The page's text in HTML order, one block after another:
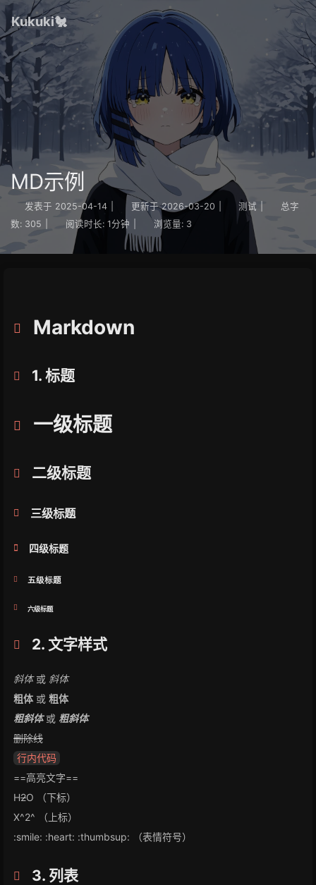
Kukuki🐔
MD示例
发表于 2025-04-14 更新于 2026-03-20 测试
总字
数: 305 阅读时长: 1分钟 浏览量: 3
Markdown
1. 标题
一级标题
二级标题
三级标题
四级标题
五级标题
六级标题
2. 文字样式
斜体或 斜体
粗体 或 粗体
粗斜体或 粗斜体
删除线
行内代码
==高亮文字==
H2O （下标）
X^2^ （上标）
:smile: :heart: :thumbsup: （表情符号）
3. 列表